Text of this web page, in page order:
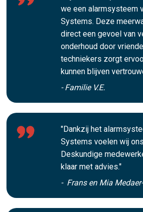
we een alarmsysteem
Systems. Deze
direct een gevoel van
onderhoud door
techniekers zorgt
kunnen blijven
- Familie V.E.
"Dankzij het
Systems voelen wij
Deskundige
klaar met advies."
- Frans en Mia